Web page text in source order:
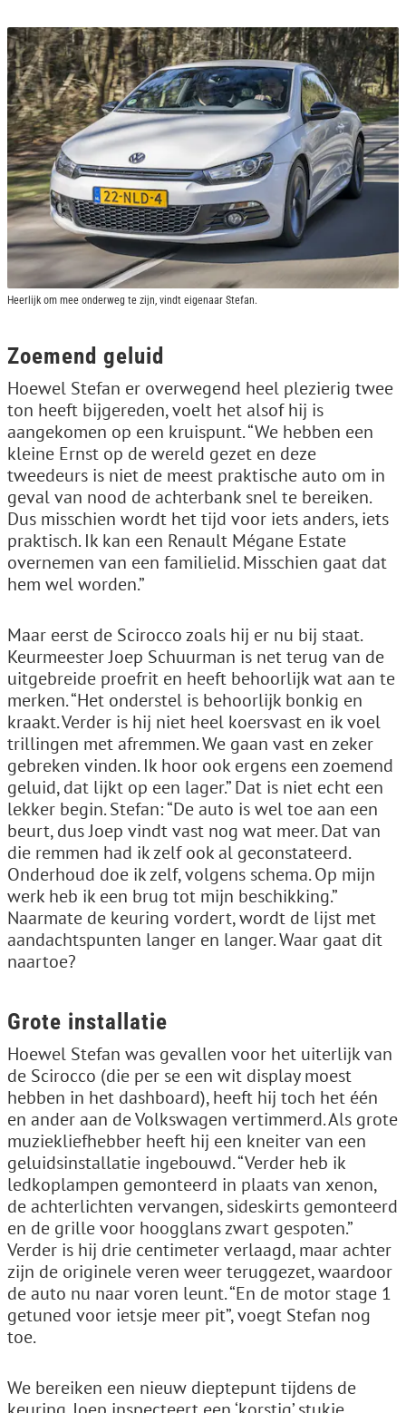
Heerlijk om mee onderweg te zijn, vindt eigenaar Stefan.
Zoemend geluid
Hoewel Stefan er overwegend heel plezierig twee
ton heeft bijgereden, voelt het alsof hij is
aangekomen op een kruispunt. “We hebben een
kleine Ernst op de wereld gezet en deze
tweedeurs is niet de meest praktische auto om in
geval van nood de achterbank snel te bereiken.
Dus misschien wordt het tijd voor iets anders, iets
praktisch. Ik kan een Renault Mégane Estate
overnemen van een familielid. Misschien gaat dat
hem wel worden.”
Maar eerst de Scirocco zoals hij er nu bij staat.
Keurmeester Joep Schuurman is net terug van de
uitgebreide proefrit en heeft behoorlijk wat aan te
merken. “Het onderstel is behoorlijk bonkig en
kraakt. Verder is hij niet heel koersvast en ik voel
trillingen met afremmen. We gaan vast en zeker
gebreken vinden. Ik hoor ook ergens een zoemend
geluid, dat lijkt op een lager.” Dat is niet echt een
lekker begin. Stefan: “De auto is wel toe aan een
beurt, dus Joep vindt vast nog wat meer. Dat van
die remmen had ik zelf ook al geconstateerd.
Onderhoud doe ik zelf, volgens schema. Op mijn
werk heb ik een brug tot mijn beschikking.”
Naarmate de keuring vordert, wordt de lijst met
aandachtspunten langer en langer. Waar gaat dit
naartoe?
Grote installatie
Hoewel Stefan was gevallen voor het uiterlijk van
de Scirocco (die per se een wit display moest
hebben in het dashboard), heeft hij toch het één
en ander aan de Volkswagen vertimmerd. Als grote
muziekliefhebber heeft hij een kneiter van een
geluidsinstallatie ingebouwd. “Verder heb ik
ledkoplampen gemonteerd in plaats van xenon,
de achterlichten vervangen, sideskirts gemonteerd
en de grille voor hoogglans zwart gespoten.”
Verder is hij drie centimeter verlaagd, maar achter
zijn de originele veren weer teruggezet, waardoor
de auto nu naar voren leunt. “En de motor stage 1
getuned voor ietsje meer pit”, voegt Stefan nog
toe.
We bereiken een nieuw dieptepunt tijdens de